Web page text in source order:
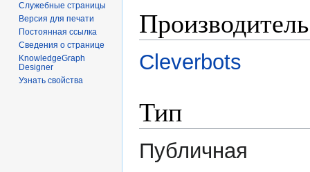
Cleverbots
Тип
Публичная
Служебные страницы
Версия для печати
Постоянная ссылка
Сведения о странице
KnowledgeGraph
Designer
Узнать свойства